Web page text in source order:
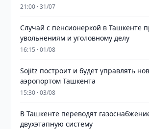
21:00 · 31/07
Случай с пенсионеркой в Ташкенте
увольнениям и уголовному делу
16:15 · 01/08
Sojitz построит и будет управлять
аэропортом Ташкента
15:30 · 03/08
В Ташкенте переводят
двухэтапную систему